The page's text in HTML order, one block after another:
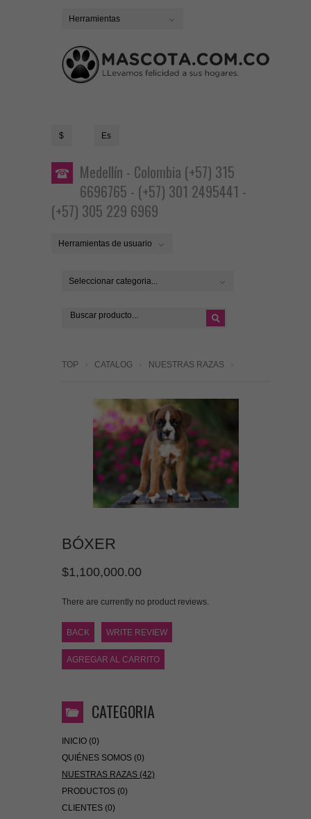
Herramientas
$ Es
Medellín - Colombia (+57) 315
6696765 - (+57) 301 2495441 -
(+57) 305 229 6969
Herramientas de usuario
Seleccionar categoria...
TOP CATALOG NUESTRAS RAZAS
BÓXER
$1,100,000.00
There are currently no product reviews.
BACK WRITE REVIEW
AGREGAR AL CARRITO
CATEGORIA
INICIO (0)
QUIÉNES SOMOS (0)
NUESTRAS RAZAS (42)
PRODUCTOS (0)
CLIENTES (0)